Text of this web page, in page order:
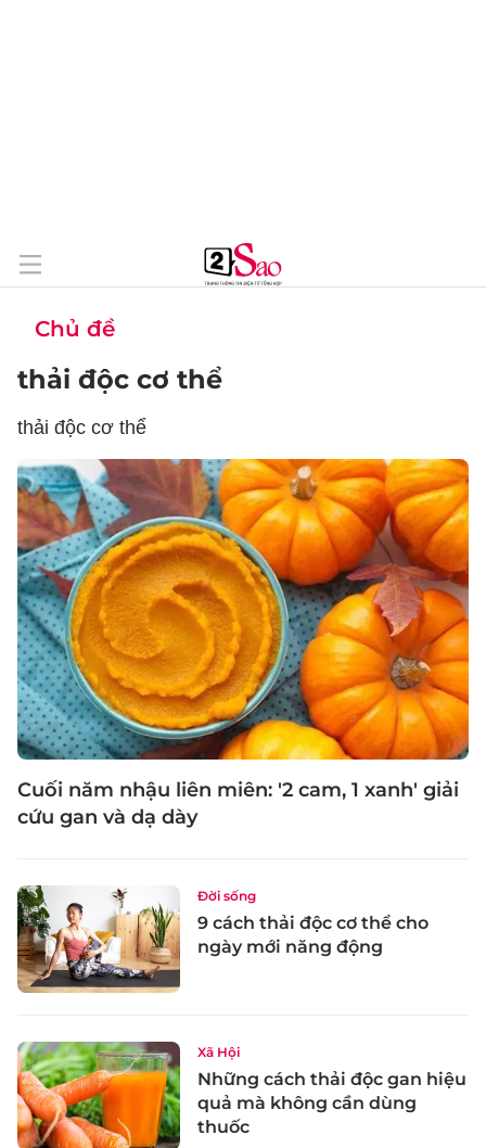
Chủ đề
thải độc cơ thể
thải độc cơ thể
Cuối năm nhậu liên miên: '2 cam, 1 xanh' giải
cứu gan và dạ dày
Đời sống
9 cách thải độc cơ thể cho
ngày mới năng động
Xã Hội
Những cách thải độc gan hiệu
quả mà không cần dùng
thuốc